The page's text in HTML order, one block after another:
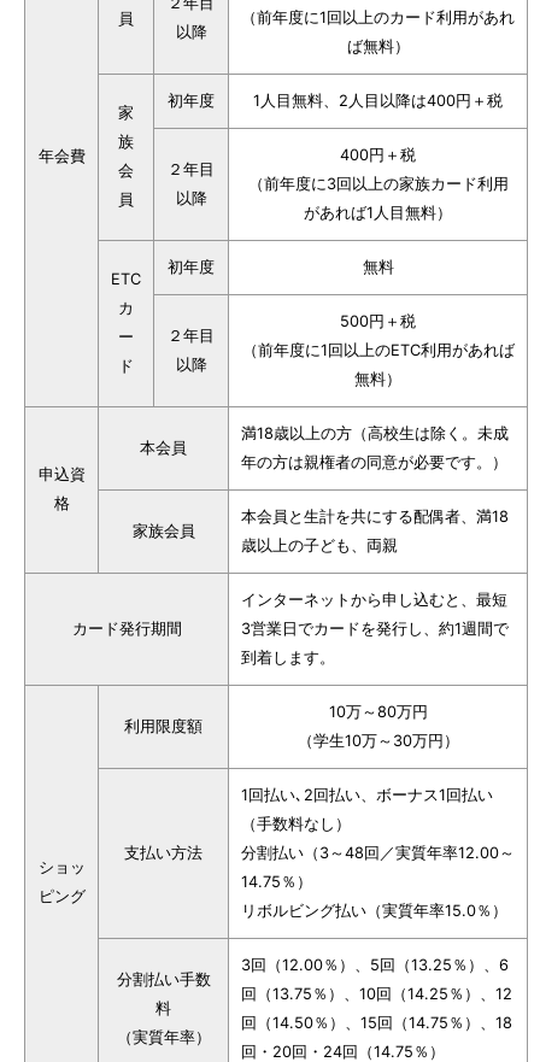
年会費
員
以降
（前年度に1回以上のカード利用があれ
ば無料）
家
族
会
員
初年度 1人目無料、2人目以降は400円＋税
２年目
以降
400円＋税
（前年度に3回以上の家族カード利用
があれば1人目無料）
ETC
カ
ー
ド
初年度 無料
２年目
以降
500円＋税
（前年度に1回以上のETC利用があれば
無料）
申込資
格
本会員
満18歳以上の方（高校生は除く。未成
年の方は親権者の同意が必要です。）
家族会員
本会員と生計を共にする配偶者、満18
歳以上の子ども、両親
カード発行期間
インターネットから申し込むと、最短
3営業日でカードを発行し、約1週間で
到着します。
ショッ
ピング
利用限度額
10万～80万円
（学生10万～30万円）
支払い方法
1回払い､2回払い、ボーナス1回払い
（手数料なし）
分割払い（3～48回／実質年率12.00～
14.75％）
リボルビング払い（実質年率15.0％）
分割払い手数
料
（実質年率）
3回（12.00％）、5回（13.25％）、6
回（13.75％）、10回（14.25％）、12
回（14.50％）、15回（14.75％）、18
回・20回・24回（14.75％）